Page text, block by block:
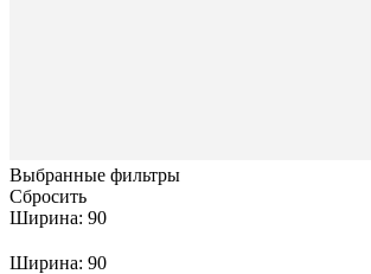
Выбранные фильтры
Сбросить
Ширина: 90
Ширина: 90